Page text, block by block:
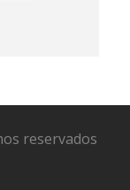
reservados